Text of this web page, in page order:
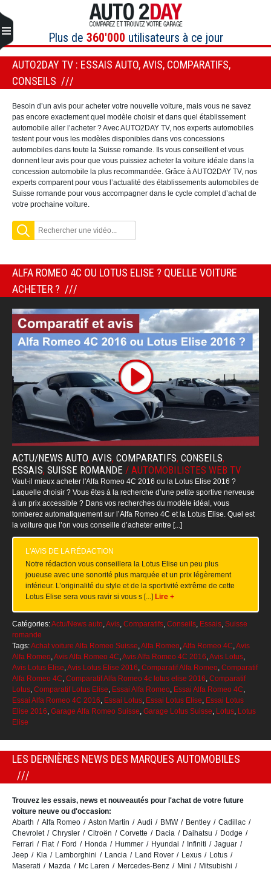
au
contenu
Plus de 360'000 utilisateurs à ce jour
AUTO2DAY TV : ESSAIS AUTO, AVIS, COMPARATIFS,
CONSEILS
Besoin d’un avis pour acheter votre nouvelle voiture, mais vous ne savez
pas encore exactement quel modèle choisir et dans quel établissement
automobile aller l’acheter ? Avec AUTO2DAY TV, nos experts automobiles
testent pour vous les modèles disponibles dans vos concessions
automobiles dans toute la Suisse romande. Ils vous conseillent et vous
donnent leur avis pour que vous puissiez acheter la voiture idéale dans la
concession automobile la plus recommandée. Grâce à AUTO2DAY TV, nos
experts comparent pour vous l’actualité des établissements automobiles de
Suisse romande pour vous accompagner dans le cycle complet d’achat de
votre prochaine voiture.
ALFA ROMEO 4C OU LOTUS ELISE ? QUELLE VOITURE
ACHETER ?
ACTU/NEWS AUTO, AVIS, COMPARATIFS, CONSEILS,
ESSAIS, SUISSE ROMANDE / AUTOMOBILISTES WEB TV
Vaut-il mieux acheter l'Alfa Romeo 4C 2016 ou la Lotus Elise 2016 ?
Laquelle choisir ? Vous êtes à la recherche d’une petite sportive nerveuse
à un prix accessible ? Dans vos recherches du modèle idéal, vous
tomberez automatiquement sur l’Alfa Romeo 4C et la Lotus Elise. Quel est
la voiture que l’on vous conseille d’acheter entre [...]
L'AVIS DE LA RÉDACTION
Notre rédaction vous conseillera la Lotus Elise un peu plus
joueuse avec une sonorité plus marquée et un prix légèrement
inférieur. L’originalité du style et de la sportivité extrême de cette
Lotus Elise sera vous ravir si vous s [...] Lire +
Catégories:Actu/News auto,Avis, Comparatifs, Conseils, Essais, Suisse
romande
Tags:Achat voiture Alfa Romeo Suisse,Alfa Romeo,Alfa Romeo 4C,Avis
Alfa Romeo,Avis Alfa Romeo 4C,Avis Alfa Romeo 4C 2016,Avis Lotus,
Avis Lotus Elise,Avis Lotus Elise 2016, Comparatif Alfa Romeo, Comparatif
Alfa Romeo 4C, Comparatif Alfa Romeo 4c lotus elise 2016, Comparatif
Lotus, Comparatif Lotus Elise, Essai Alfa Romeo, Essai Alfa Romeo 4C,
Essai Alfa Romeo 4C 2016, Essai Lotus, Essai Lotus Elise, Essai Lotus
Elise 2016, Garage Alfa Romeo Suisse, Garage Lotus Suisse, Lotus, Lotus
Elise
LES DERNIÈRES NEWS DES MARQUES AUTOMOBILES
Trouvez les essais, news et nouveautés pour l'achat de votre future
voiture neuve ou d'occasion:
Abarth
Alfa Romeo Aston Martin Audi BMW Bentley
Cadillac
Chevrolet
Chrysler Citroën Corvette Dacia Daihatsu
Dodge
Ferrari
Fiat Ford Honda Hummer Hyundai Infiniti
Jaguar
Jeep
Kia Lamborghini Lancia Land Rover Lexus
Lotus
Maserati
Mazda Mc Laren Mercedes-Benz Mini
Mitsubishi